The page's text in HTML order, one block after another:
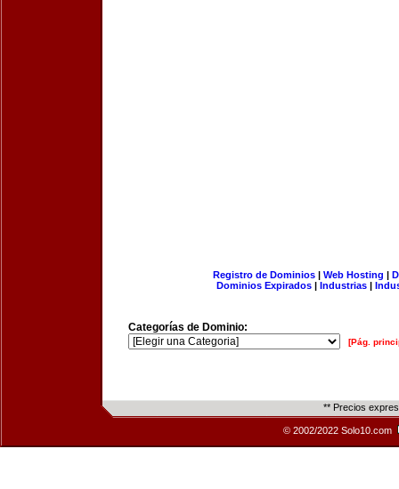
Registro de Dominios| Web Hosting |
Dominios Expirados | Industrias |
Categorías de Dominio:
[Pág.
** Precios
© 2002/2022 Solo10.com